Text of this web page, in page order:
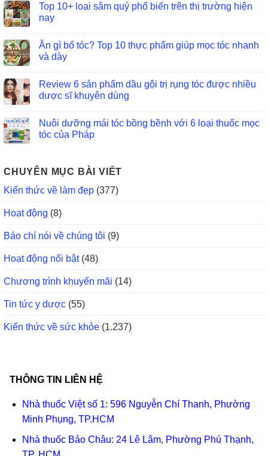
Top 10+ loại sâm quý phổ biến trên thị trường hiện
nay
Ăn gì bổ tóc? Top 10 thực phẩm giúp mọc tóc nhanh
và dày
Review 6 sản phẩm dầu gội trị rụng tóc được nhiều
dược sĩ khuyên dùng
Nuôi dưỡng mái tóc bồng bềnh với 6 loại thuốc mọc
tóc của Pháp
CHUYÊN MỤC BÀI VIẾT
Kiến thức về làm đẹp (377)
Hoạt động (8)
Báo chí nói về chúng tôi (9)
Hoạt động nổi bật(48)
Chương trình khuyến mãi (14)
Tin tức y dược (55)
Kiến thức về sức khỏe (1.237)
THÔNG TIN LIÊN HỆ
Nhà thuốc Việt số 1: 596 Nguyễn Chí Thanh, Phường
Minh Phụng, TP.HCM
Nhà thuốc Bảo Châu: 24 Lê Lâm, Phường Phú Thạnh,